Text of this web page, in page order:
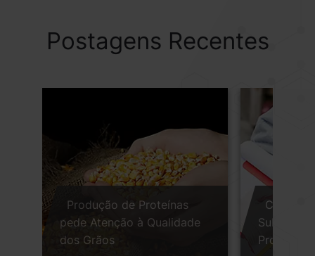
Postagens Recentes
Produção de Proteínas
pede Atenção à Qualidade
dos Grãos
Substituir
Produção